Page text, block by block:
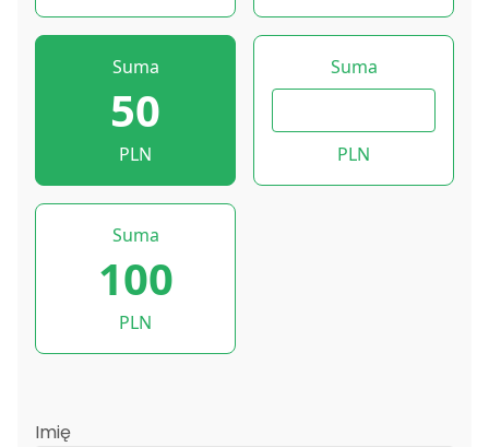
Suma
50
PLN
Suma
PLN
Suma
100
PLN
Imię